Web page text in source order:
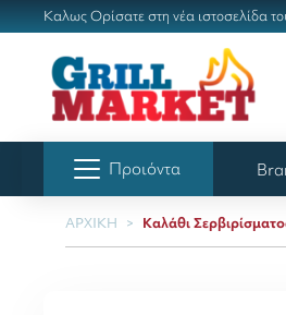
Καλως Ορίσατε στη νέα ιστοσελίδα
Προιόντα
ΑΡΧΙΚΗ Καλάθι